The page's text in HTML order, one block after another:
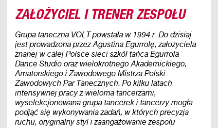
ZAŁOŻYCIEL I TRENER ZESPOŁU
Grupa taneczna VOLT powstała w 1994 r. Do dzisiaj
jest prowadzona przez Agustina Egurrolę, założyciela
znanej w całej Polsce sieci szkół tańca Egurrola
Dance Studio oraz wielokrotnego Akademickiego,
Amatorskiego i Zawodowego Mistrza Polski
Zawodowych Par Tanecznych. Po kilku latach
intensywnej pracy z wieloma tancerzami,
wyselekcjonowana grupa tancerek i tancerzy mogła
podjąć się wykonywania zadań, w których precyzja
ruchu, oryginalny styl i zaangażowanie zespołu